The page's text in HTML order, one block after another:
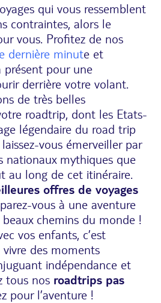
qui vous ressemblent
contraintes, alors le
vous. Profitez de nos
dernière minute et
présent pour une
derrière votre volant.
de très belles
roadtrip, dont les Etats-
légendaire du road trip
vous émerveiller par
nationaux mythiques que
au long de cet itinéraire.
offres de voyages
vous à une aventure
chemins du monde !
vos enfants, c’est
vivre des moments
indépendance et
tous nos roadtrips pas
pour l’aventure !